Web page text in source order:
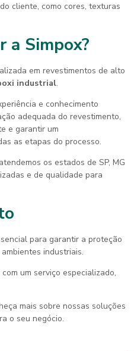
cliente, como cores, texturas
a Simpox?
em revestimentos de alto
industrial.
e conhecimento
adequada do revestimento,
e garantir um
as etapas do processo.
os estados de SP, MG
e de qualidade para
para garantir a proteção
industriais.
um serviço especializado,
mais sobre nossas soluções
o seu negócio.